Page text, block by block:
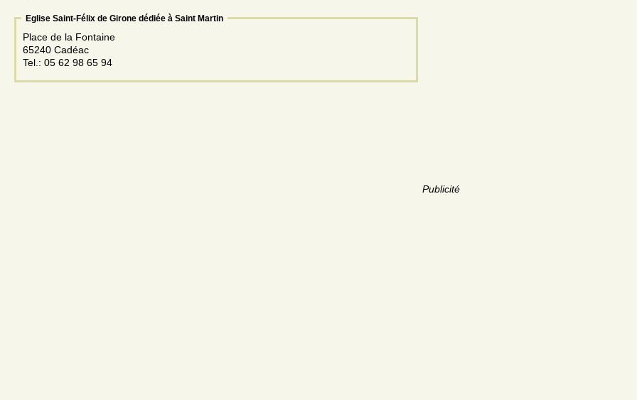
Publicité
Eglise Saint-Félix de Girone dédiée à Saint Martin
Place de la Fontaine
65240 Cadéac
Tel.: 05 62 98 65 94